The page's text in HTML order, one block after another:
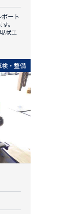
ート
。
状エ
検・整備